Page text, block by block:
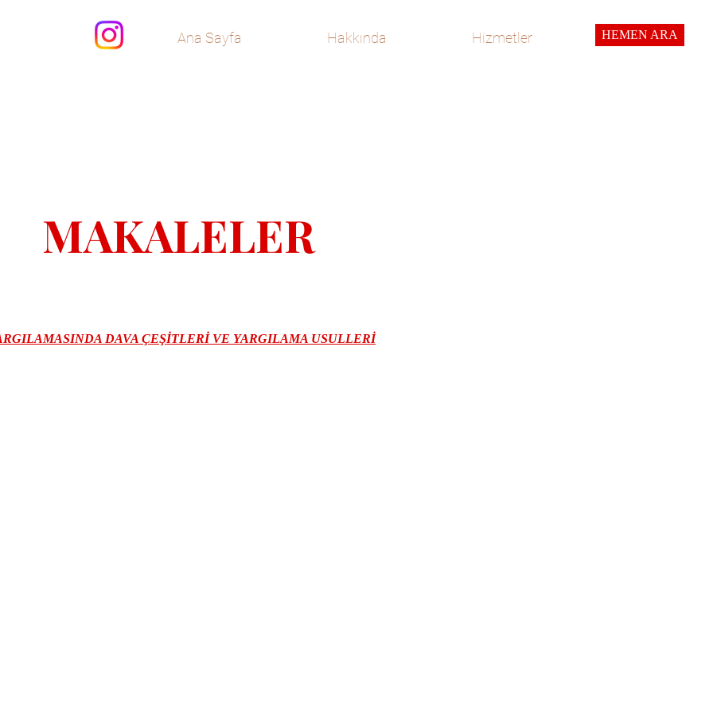
HEMEN ARA
Ana Sayfa Hakkında Hizmetler
MAKALELER
DAVA ÇEŞİTLERİ VE YARGILAMA USULLERİ